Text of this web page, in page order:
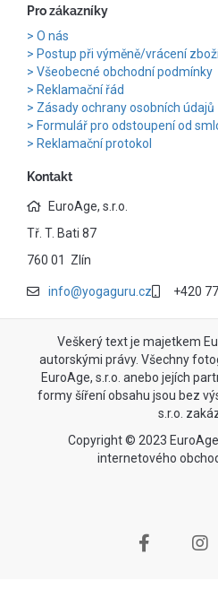
Pro zákazníky
O nás
Postup při výměně/vrácení
Všeobecné obchodní podmínky
Reklamační řád
Zásady ochrany osobních údajů
Formulář pro odstoupení od
Reklamační protokol
Kontakt
EuroAge, s.r.o.
Tř. T. Bati 87
760 01 Zlín
info@yogaguru.cz +420
Veškerý text je majetkem
autorskými právy. Všechny
EuroAge, s.r.o. anebo jejích
formy šíření obsahu jsou bez
s.r.o.
Copyright © 2023
internetového